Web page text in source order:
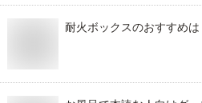
耐火ボックスのおすすめは